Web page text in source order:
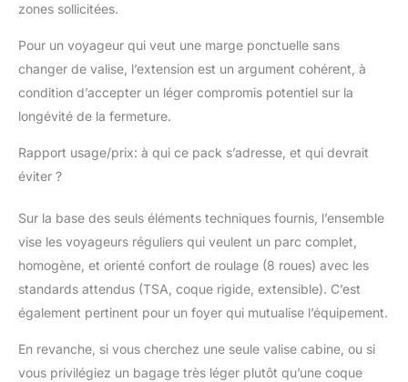
zones sollicitées.
Pour un voyageur qui veut une marge ponctuelle sans
changer de valise, l’extension est un argument cohérent, à
condition d’accepter un léger compromis potentiel sur la
longévité de la fermeture.
Rapport usage/prix: à qui ce pack s’adresse, et qui devrait
éviter ?
Sur la base des seuls éléments techniques fournis, l’ensemble
vise les voyageurs réguliers qui veulent un parc complet,
homogène, et orienté confort de roulage (8 roues) avec les
standards attendus (TSA, coque rigide, extensible). C’est
également pertinent pour un foyer qui mutualise l’équipement.
En revanche, si vous cherchez une seule valise cabine, ou si
vous privilégiez un bagage très léger plutôt qu’une coque